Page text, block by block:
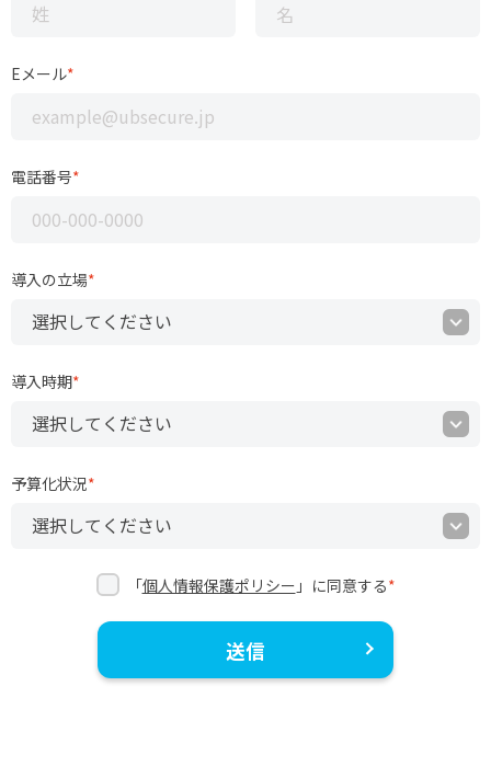
Eメール*
電話番号*
導入の立場*
導入時期*
予算化状況*
「個人情報保護ポリシー 」に同意する*